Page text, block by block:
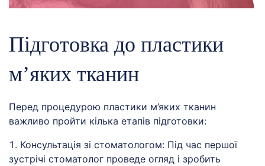
Підготовка до пластики
м’яких тканин
Перед процедурою пластики м’яких тканин
важливо пройти кілька етапів підготовки:
Консультація зі стоматологом: Під час першої
зустрічі стоматолог проведе огляд і зробить